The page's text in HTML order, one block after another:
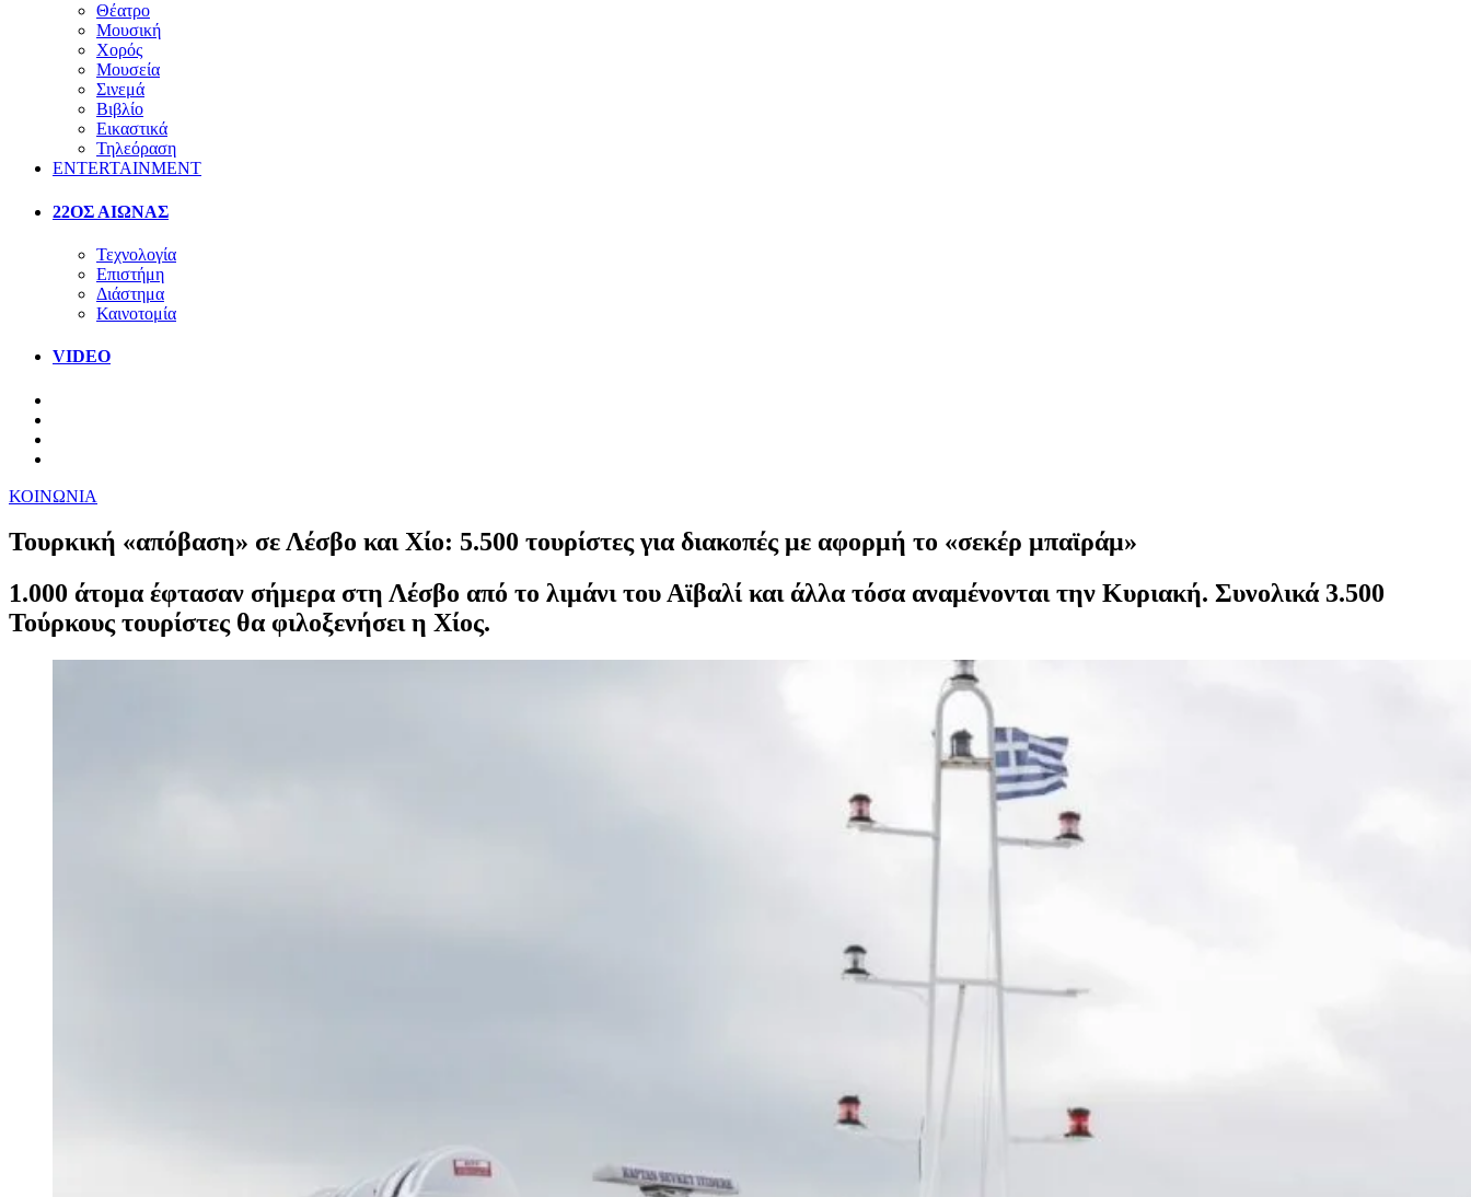
Θέατρο
Μουσική
Χορός
Μουσεία
Σινεμά
Βιβλίο
Εικαστικά
Τηλεόραση
ENTERTAINMENT
22ΟΣ ΑΙΩΝΑΣ
Τεχνολογία
Επιστήμη
Διάστημα
Καινοτομία
VIDEO
ΚΟΙΝΩΝΙΑ
Τουρκική «απόβαση» σε Λέσβο και Χίο: 5.500 τουρίστες για διακοπές με αφορμή το «σεκέρ μπαϊράμ»
1.000 άτομα έφτασαν σήμερα στη Λέσβο από το λιμάνι του Αϊβαλί και άλλα τόσα αναμένονται την Κυριακή. Συνολικά 3.500
Τούρκους τουρίστες θα φιλοξενήσει η Χίος.